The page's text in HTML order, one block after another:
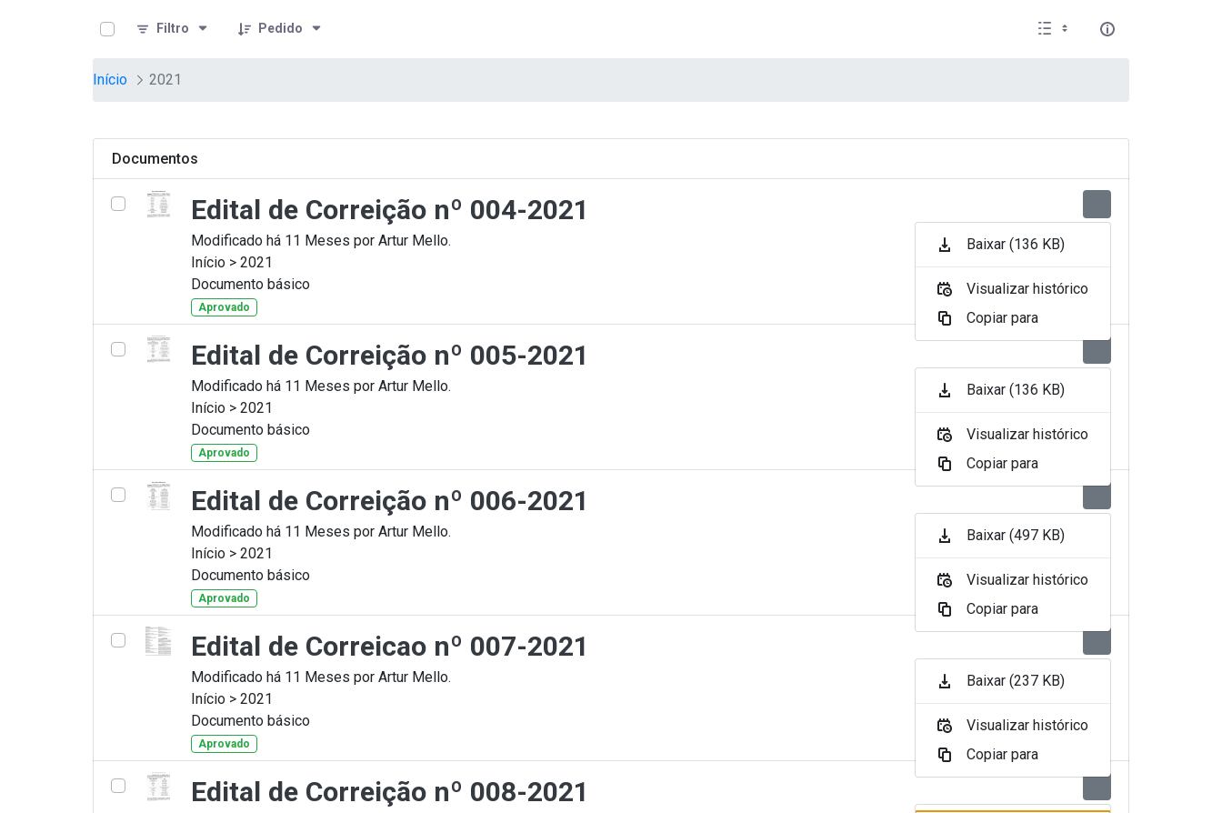
teste descricaoFiltro
Pedido
Início 2021
Documentos
Edital de Correição nº 004-2021
Modificado há 11 Meses por Artur Mello.
Início > 2021
Documento básico
Aprovado
Edital de Correição nº 005-2021
Modificado há 11 Meses por Artur Mello.
Início > 2021
Documento básico
Aprovado
Edital de Correição nº 006-2021
Modificado há 11 Meses por Artur Mello.
Início > 2021
Documento básico
Aprovado
Edital de Correicao nº 007-2021
Modificado há 11 Meses por Artur Mello.
Início > 2021
Documento básico
Aprovado
Edital de Correição nº 008-2021
Baixar (136 KB)
Visualizar histórico
Copiar para
Baixar (136 KB)
Visualizar histórico
Copiar para
Baixar (497 KB)
Visualizar histórico
Copiar para
Baixar (237 KB)
Visualizar histórico
Copiar para